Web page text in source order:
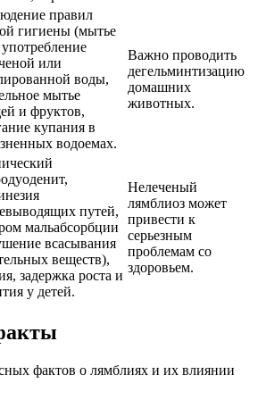
правил
гигиены (мытье
или
воды,
мытье
и фруктов,
купания в
водоемах.
Важно проводить
дегельминтизацию
домашних
животных.
путей,
мальабсорбции
всасывания
веществ),
задержка роста и
у детей.
Нелеченый
лямблиоз может
привести к
серьезным
проблемам со
здоровьем.
фактов о лямблиях и их влиянии